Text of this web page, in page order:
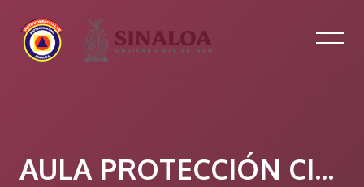
AULA PROTECCIÓN CIVIL SINALOA